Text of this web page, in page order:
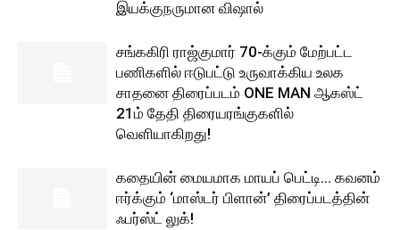
இயக்குநருமான விஷால்
சங்ககிரி ராஜ்குமார் 70-க்கும் மேற்பட்ட
பணிகளில் ஈடுபட்டு உருவாக்கிய உலக
சாதனை திரைப்படம் ONE MAN ஆகஸ்ட்
21ம் தேதி திரையரங்குகளில்
வெளியாகிறது!
கதையின் மையமாக மாயப் பெட்டி… கவனம்
ஈர்க்கும் ‘மாஸ்டர் பிளான்’ திரைப்படத்தின்
ஃபர்ஸ்ட் லுக்!